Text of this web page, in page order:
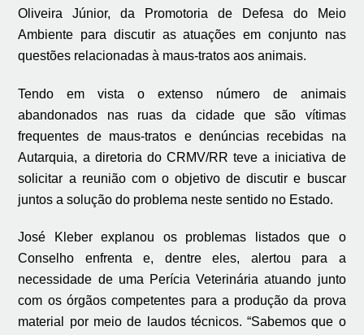
Oliveira Júnior, da Promotoria de Defesa do Meio
Ambiente para discutir as atuações em conjunto nas
questões relacionadas à maus-tratos aos animais.
Tendo em vista o extenso número de animais
abandonados nas ruas da cidade que são vítimas
frequentes de maus-tratos e denúncias recebidas na
Autarquia, a diretoria do CRMV/RR teve a iniciativa de
solicitar a reunião com o objetivo de discutir e buscar
juntos a solução do problema neste sentido no Estado.
José Kleber explanou os problemas listados que o
Conselho enfrenta e, dentre eles, alertou para a
necessidade de uma Perícia Veterinária atuando junto
com os órgãos competentes para a produção da prova
material por meio de laudos técnicos. “Sabemos que o